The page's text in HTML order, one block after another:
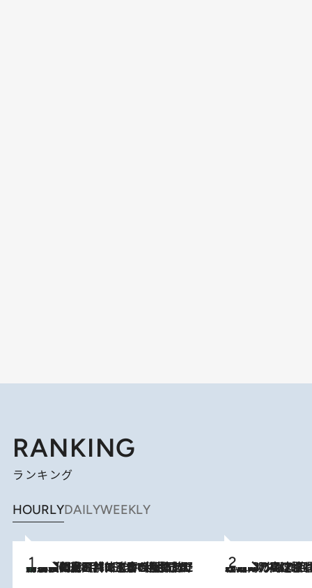
RANKING
ランキング
HOURLYDAILYWEEKLY
2026.8.8
「最後に見られてよかった」上野動物園の東園パンダ舎が解体前に特別公開。8月16日まで延長されたパネル展と共に辿る“半世紀”のパンダ飼育《解体工事の図面あり》 2026.8.7
「湘南乃風に憧れて」観客大盛上がりの“タオル回し”に、ラッパー顔負けの高速歌唱まで…さだまさし（74）のアグレッシブすぎる現在地